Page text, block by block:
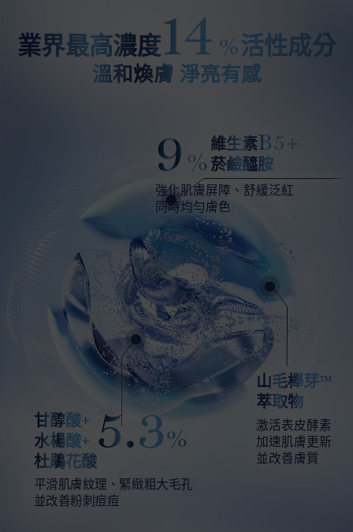
業界最高濃度14 %活性成分
溫和煥膚 淨亮有感
9 %
維生素B5+
菸鹼醯胺
強化肌膚屏障、舒緩泛紅
同時均勻膚色
甘醇酸+
水楊酸+
杜鵑花酸5.3%
平滑肌膚紋理、緊緻粗大毛孔
並改善粉刺痘痘
山毛櫸芽™
萃取物
激活表皮酵素
加速肌膚更新
並改善膚質